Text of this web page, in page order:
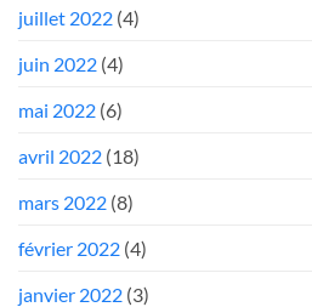
juillet 2022 (4)
juin 2022 (4)
mai 2022 (6)
avril 2022 (18)
mars 2022 (8)
février 2022 (4)
janvier 2022 (3)